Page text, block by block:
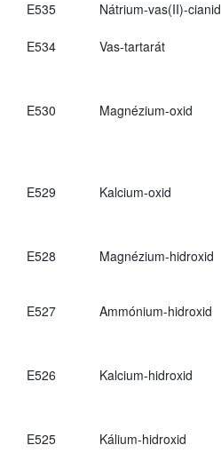
E535
Nátrium-vas(II)-cianid
E534
Vas-tartarát
E530 Magnézium-oxid
E529 Kalcium-oxid
E528 Magnézium-hidroxid
E527 Ammónium-hidroxid
E526 Kalcium-hidroxid
E525 Kálium-hidroxid